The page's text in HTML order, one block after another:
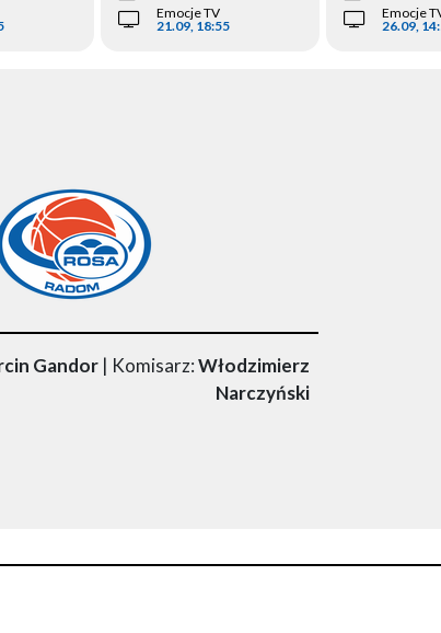
Emocje TV
21.09, 18:55
Emocje
26.09,
Gandor| Komisarz:Włodzimierz
Narczyński